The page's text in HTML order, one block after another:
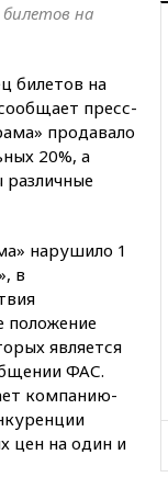
на
билетов на
пресс-
продавало
20%, а
различные
нарушило 1
в
является
ФАС.
компанию-
цен на один и